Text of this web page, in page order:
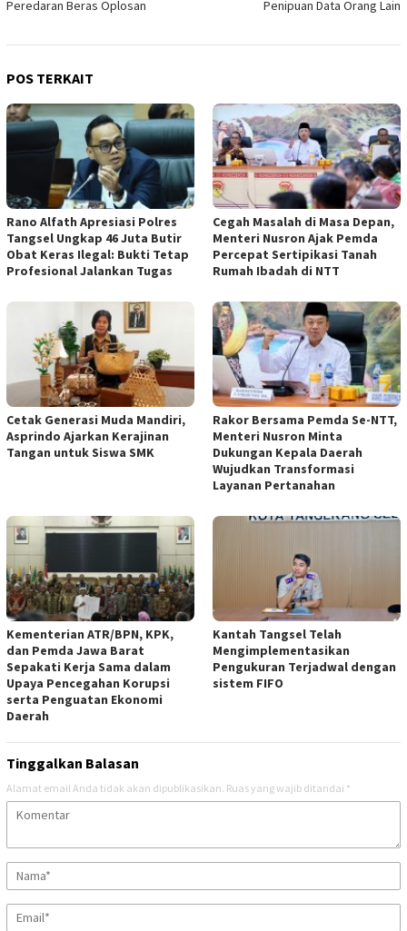
Peredaran Beras Oplosan
Penipuan Data Orang Lain
POS TERKAIT
Rano Alfath Apresiasi Polres
Tangsel Ungkap 46 Juta Butir
Obat Keras Ilegal: Bukti Tetap
Profesional Jalankan Tugas
‎Cegah Masalah di Masa Depan,
Menteri Nusron Ajak Pemda
Percepat Sertipikasi Tanah
Rumah Ibadah di NTT ‎
Cetak Generasi Muda Mandiri,
Asprindo Ajarkan Kerajinan
Tangan untuk Siswa SMK
‎Rakor Bersama Pemda Se-NTT,
Menteri Nusron Minta
Dukungan Kepala Daerah
Wujudkan Transformasi
Layanan Pertanahan
Kementerian ATR/BPN, KPK,
dan Pemda Jawa Barat
Sepakati Kerja Sama dalam
Upaya Pencegahan Korupsi
serta Penguatan Ekonomi
Daerah ‎
Kantah Tangsel Telah
Mengimplementasikan
Pengukuran Terjadwal dengan
sistem FIFO
Tinggalkan Balasan
Alamat email Anda tidak akan dipublikasikan. Ruas yang wajib ditandai *